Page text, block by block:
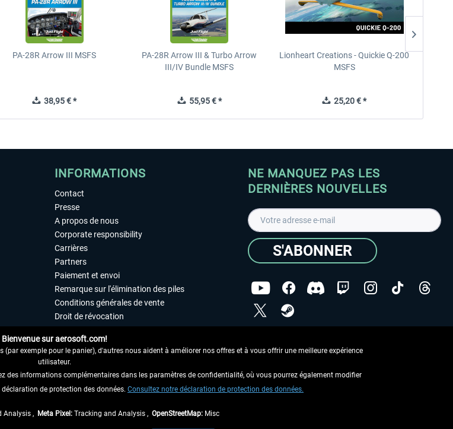
PA-28R Arrow III MSFS
38,95 € *
PA-28R Arrow III & Turbo Arrow
III/IV Bundle MSFS
55,95 € *
Lionheart Creations - Quickie Q-200
MSFS
25,20 € *
INFORMATIONS
Contact
Presse
A propos de nous
Corporate responsibility
Carrières
Partners
Paiement et envoi
Remarque sur l'élimination des piles
Conditions générales de vente
Droit de révocation
Accessibilité
Mentions légales
NE MANQUEZ PAS LES
DERNIÈRES NOUVELLES
S'ABONNER
Copyright © Aerosoft GmbH - Tous droits réservés
Bienvenue sur aerosoft.com!
exemple pour le panier), d'autres nous aident à améliorer nos offres et à vous offrir une meilleure expérience
utilisateur.
des informations complémentaires dans les paramètres de confidentialité, où vous pourrez également modifier
de protection des données. Consultez notre déclaration de protection des données.
Analysis , Meta Pixel: Tracking and Analysis , OpenStreetMap: Misc